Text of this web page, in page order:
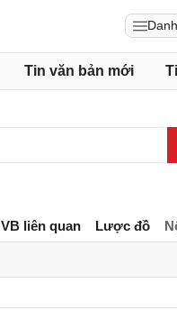
Tin văn bản mới
VB liên quan Lược đồ